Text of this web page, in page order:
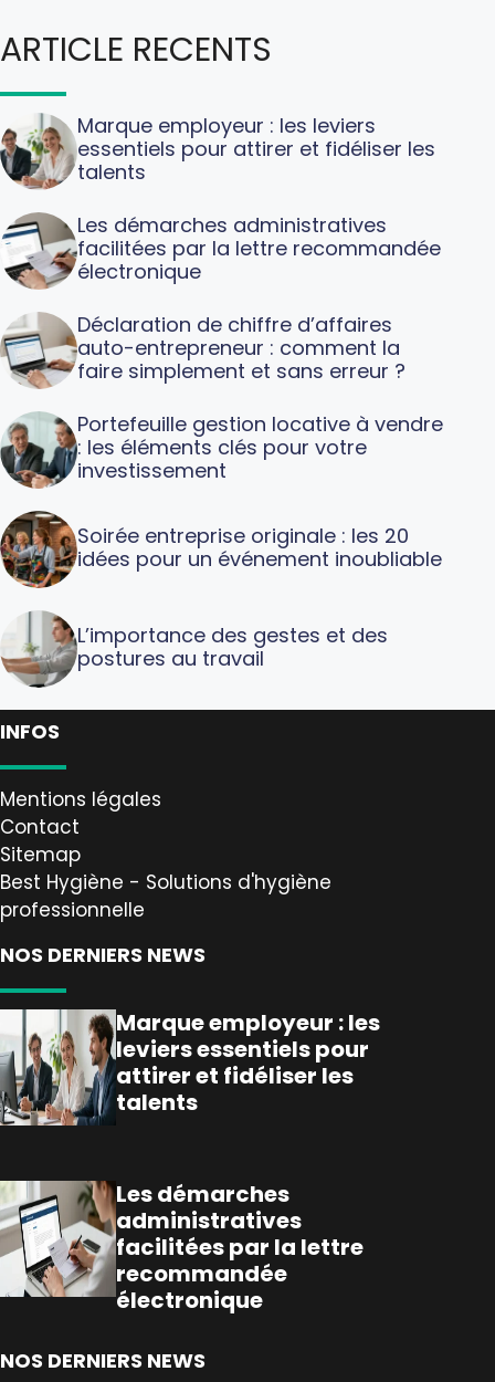
ARTICLE RECENTS
Marque employeur : les leviers
essentiels pour attirer et fidéliser les
talents
Les démarches administratives
facilitées par la lettre recommandée
électronique
Déclaration de chiffre d’affaires
auto-entrepreneur : comment la
faire simplement et sans erreur ?
Portefeuille gestion locative à vendre
: les éléments clés pour votre
investissement
Soirée entreprise originale : les 20
idées pour un événement inoubliable
L’importance des gestes et des
postures au travail
INFOS
Mentions légales
Contact
Sitemap
Best Hygiène - Solutions d'hygiène
professionnelle
NOS DERNIERS NEWS
Marque employeur : les
leviers essentiels pour
attirer et fidéliser les
talents
Les démarches
administratives
facilitées par la lettre
recommandée
électronique
NOS DERNIERS NEWS